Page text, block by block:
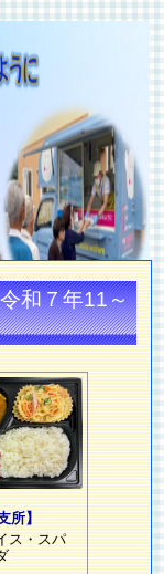
和７年11～
所】
ス・スパ